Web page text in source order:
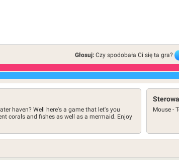
Głosuj:Czy spodobała Ci się ta gra?
haven? Well here's a game that let's you
corals and fishes as well as a mermaid. Enjoy
Mouse -